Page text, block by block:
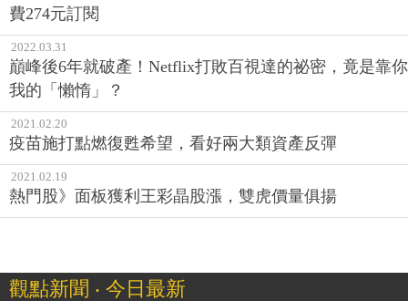
費274元訂閱
2022.03.31
巔峰後6年就破產！Netflix打敗百視達的祕密，竟是靠你
我的「懶惰」？
2021.02.20
疫苗施打點燃復甦希望，看好兩大類資產反彈
2021.02.19
熱門股》面板獲利王彩晶股漲，雙虎價量俱揚
觀點新聞 ‧ 今日最新